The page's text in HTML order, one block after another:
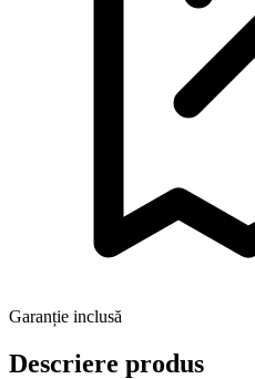
Garanție inclusă
Descriere produs